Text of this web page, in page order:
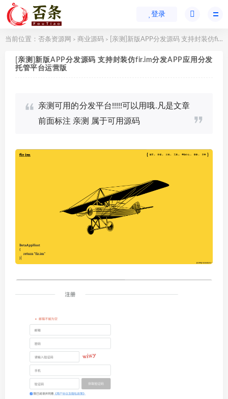
登录
当前位置： 否条资源网 > 商业源码 > [亲测]新版APP分发源码 支持封装仿fir.im分发APP应用分发托管平台运营版
[亲测]新版APP分发源码 支持封装仿fir.im分发APP应用分发
托管平台运营版
亲测可用的分发平台!!!!!可以用哦.凡是文章
前面标注 亲测 属于可用源码